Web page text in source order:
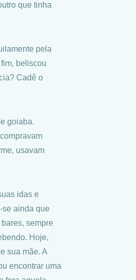
que tinha
pela
beliscou
Cadê o
goiaba.
usavam
idas e
se ainda que
sempre
Hoje,
sua mãe. A
encontrar uma